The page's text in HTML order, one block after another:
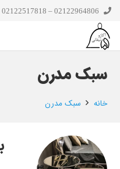
سبک مدرن
خانه سبک مدرن